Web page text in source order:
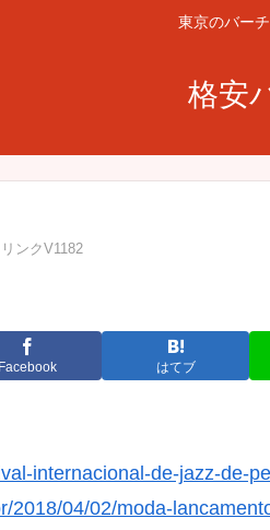
東京のバー
格安
リンクV1182
Facebook はてブ
internacional-de-jazz-de-
2018/04/02/moda-